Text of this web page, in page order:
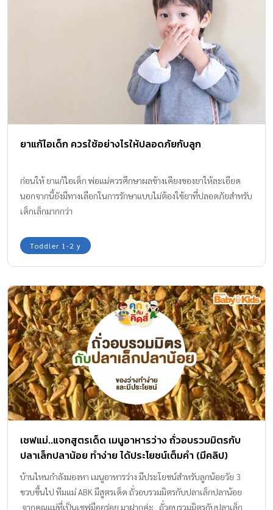
ยาแก้ไอเด็ก ควรใช้อย่างไรให้ปลอดภัยกับลูก
ก่อนให้ ยาแก้ไอเด็ก พ่อแม่ควรศึกษาผลข้างเคียงของยาให้ละเอียด
นอกจากนี้ยังมีทางเลือกในการรักษาแบบไม่ต้องใช้ยาที่ปลอดภัยสำหรับ
เด็กเล็กมากกว่า
Toddler 1-2 y
เชฟแม่..แจกสูตรเด็ด เมนูอาหารว่าง ถั่วอบรวมมิตรกับ
ปลาเล็กปลาน้อย ทำง่าย ได้ประโยชน์เต็มคำ (มีคลิป)
บ้านไหนกำลังมองหา เมนูอาหารว่าง มีประโยชน์สำหรับลูกน้อยวัย 3
ขวบขึ้นไป ทีมแม่ ABK มีสูตรเด็ด ถั่วอบรวมมิตรกับปลาเล็กปลาน้อย
จากคุณแม่ที่เป็นเชฟมืออร่อย มาฝากค่ะ ถั่วอบรวมมิตรกับปลาเล็ก